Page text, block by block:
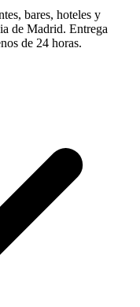
bares, hoteles y
de Madrid. Entrega
de 24 horas.